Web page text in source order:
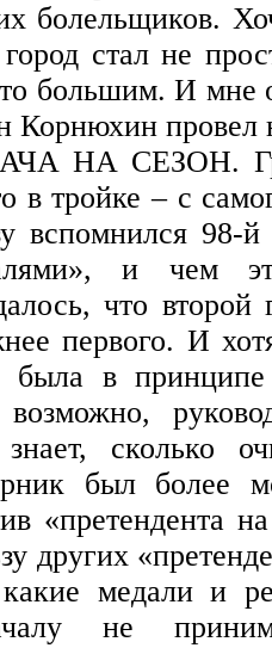
болельщиков.
стал не
большим. И мне
Корнюхин
НА СЕЗОН.
в тройке – с
вспомнился 98-
и чем
что второй
первого. И
была в принципе
сколько
был более
«претендента
других
медали и
не